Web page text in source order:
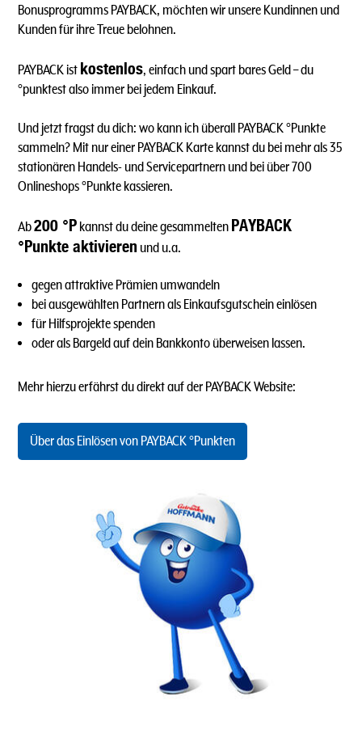
Bonusprogramms PAYBACK, möchten wir unsere Kundinnen und
Kunden für ihre Treue belohnen.
PAYBACK ist kostenlos, einfach und spart bares Geld – du
°punktest also immer bei jedem Einkauf.
Und jetzt fragst du dich: wo kann ich überall PAYBACK °Punkte
sammeln? Mit nur einer PAYBACK Karte kannst du bei mehr als 35
stationären Handels- und Servicepartnern und bei über 700
Onlineshops °Punkte kassieren.
Ab200 °P kannst du deine gesammelten PAYBACK
°Punkte aktivieren und u.a.
gegen attraktive Prämien umwandeln
bei ausgewählten Partnern als Einkaufsgutschein einlösen
für Hilfsprojekte spenden
oder als Bargeld auf dein Bankkonto überweisen lassen.
Mehr hierzu erfährst du direkt auf der PAYBACK Website:
Über das Einlösen von PAYBACK °Punkten